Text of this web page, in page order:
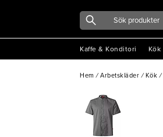
Kaffe & Konditori Kök
Hem / Arbetskläder / Kök /